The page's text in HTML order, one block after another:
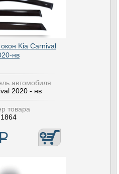
Kia Carnival
нв
автомобиля
2020 - нв
товара